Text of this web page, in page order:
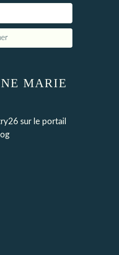
MARIE
sur le portail